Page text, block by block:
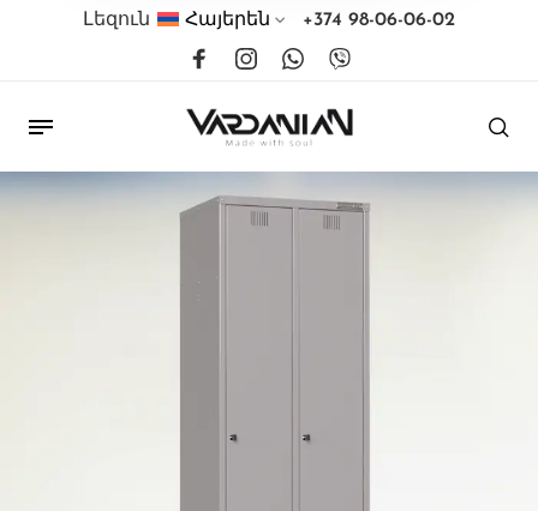
Լեզուն Հայերեն +374 98-06-06-02